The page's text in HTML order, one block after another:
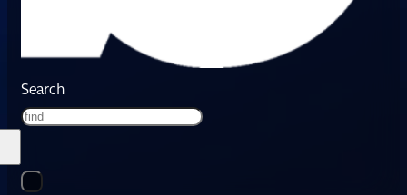
Search